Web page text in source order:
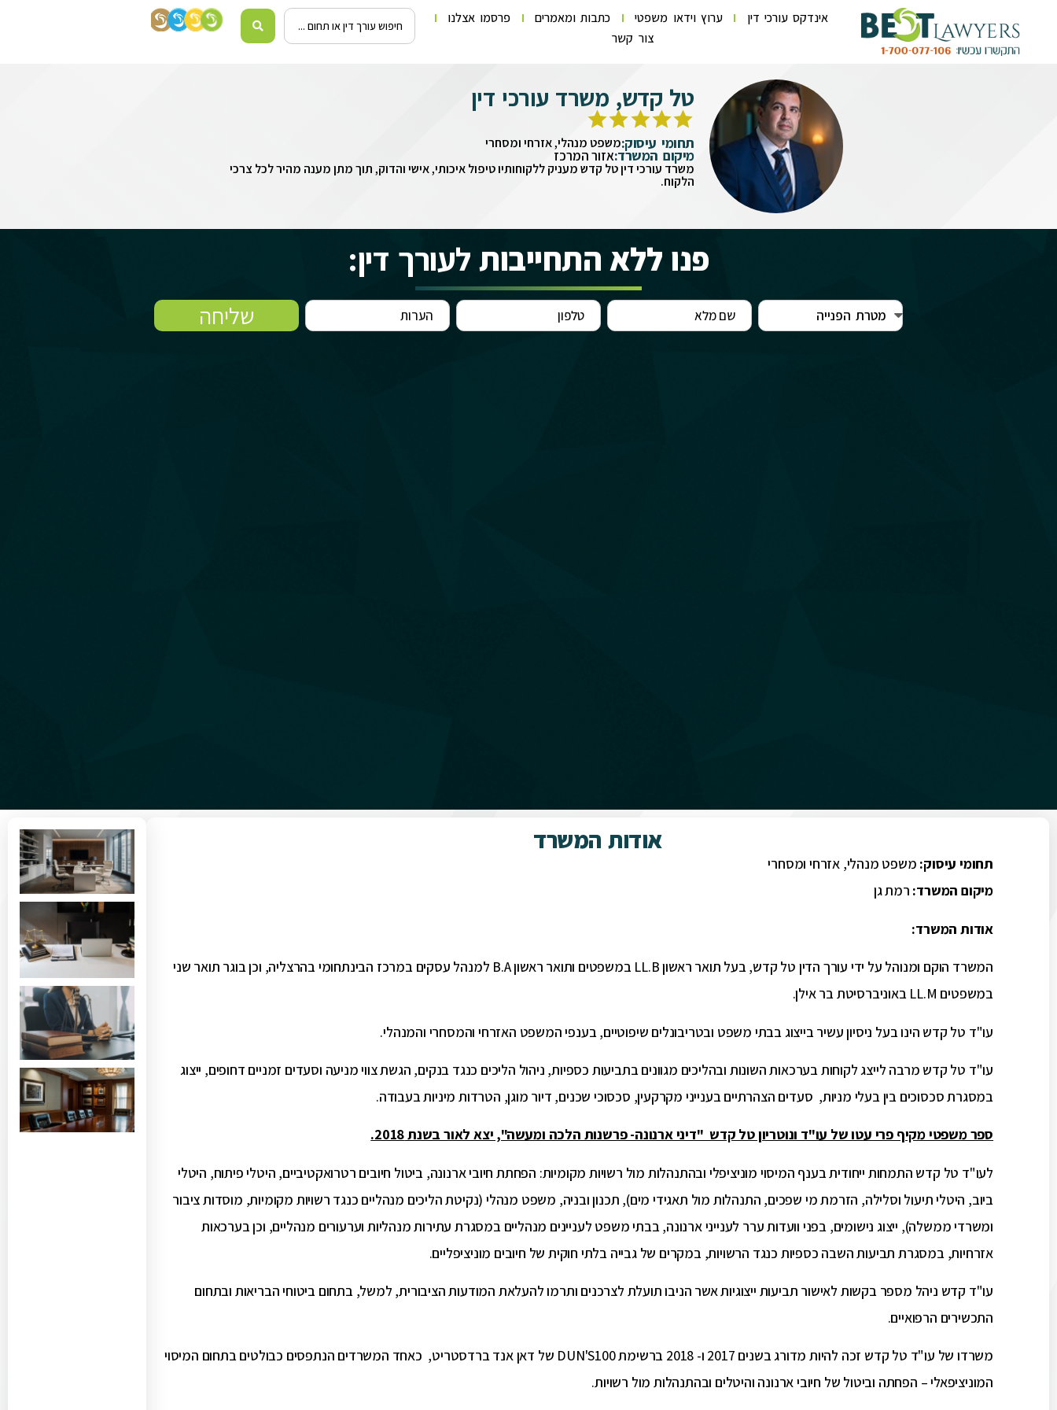
אינדקס עורכי דין ערוץ וידאו משפטי כתבות ומאמרים
פרסמו אצלנו
צור קשר
טל קדש, משרד עורכי דין
תחומי עיסוק:משפט מנהלי, אזרחי ומסחרי
מיקום המשרד:אזור המרכז
משרד עורכי דין טל קדש מעניק ללקוחותיו טיפול איכותי, אישי והדוק, תוך מתן מענה מהיר לכל צרכי
הלקוח.
פנו ללא התחייבותלעורך דין:
שליחה
אודות המשרד
תחומי עיסוק: משפט מנהלי, אזרחי ומסחרי
מיקום המשרד: רמת גן
אודות המשרד:
המשרד הוקם ומנוהל על ידי עורך הדין טל קדש, בעל תואר ראשוןLL.B במשפטים ותואר ראשוןB.A למנהל עסקים במרכז הבינתחומי בהרצליה, וכן בוגר תואר שני
במשפטים LL.M באוניברסיטת בר אילן.
עו"ד טל קדש הינו בעל ניסיון עשיר בייצוג בבתי משפט ובטריבונלים שיפוטיים, בענפי המשפט האזרחי והמסחרי והמנהלי.
עו"ד טל קדש מרבה לייצג לקוחות בערכאות השונות ובהליכים מגוונים בתביעות כספיות, ניהול הליכים כנגד בנקים, הגשת צווי מניעה וסעדים זמניים דחופים, ייצוג
במסגרת סכסוכים בין בעלי מניות, סעדים הצהרתיים בענייני מקרקעין, סכסוכי שכנים, דיור מוגן, הטרדות מיניות בעבודה.
ספר משפטי מקיף פרי עטו של עו"ד ונוטריון טל קדש "דיני ארנונה- פרשנות הלכה ומעשה", יצא לאור בשנת 2018.
לעו"ד טל קדש התמחות ייחודית בענף המיסוי מוניציפלי ובהתנהלות מול רשויות מקומיות: הפחתת חיובי ארנונה, ביטול חיובים רטרואקטיביים, היטלי פיתוח, היטלי
ביוב, היטלי תיעול וסלילה, הזרמת מי שפכים, התנהלות מול תאגידי מים), תכנון ובניה, משפט מנהלי (נקיטת הליכים מנהליים כנגד רשויות מקומיות, מוסדות ציבור
ומשרדי ממשלה), ייצוג נישומים, בפני וועדות ערר לענייני ארנונה, בבתי משפט לעניינים מנהליים במסגרת עתירות מנהליות וערעורים מנהליים, וכן בערכאות
אזרחיות, במסגרת תביעות השבה כספיות כנגד הרשויות, במקרים של גבייה בלתי חוקית של חיובים מוניציפליים.
עו"ד קדש ניהל מספר בקשות לאישור תביעות ייצוגיות אשר הניבו תועלת לצרכנים ותרמו להעלאת המודעות הציבורית, למשל, בתחום ביטוחי הבריאות ובתחום
התכשירים הרפואיים.
משרדו של עו"ד טל קדש זכה להיות מדורג בשנים 2017 ו- 2018 ברשימת DUN'S100 של דאן אנד ברדסטריט, כאחד המשרדים הנתפסים כבולטים בתחום המיסוי
המוניציפאלי – הפחתה וביטול של חיובי ארנונה והיטלים ובהתנהלות מול רשויות.